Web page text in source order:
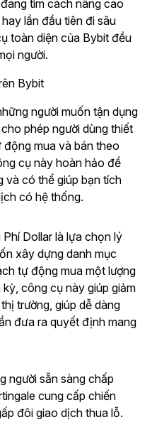
tìm cách nâng cao
lần đầu tiên đi sâu
toàn diện của Bybit đều
người.
Bybit
người muốn tận dụng
phép người dùng thiết
động mua và bán theo
cụ này hoàn hảo để
và có thể giúp bạn tích
có hệ thống.
Phí Dollar là lựa chọn lý
xây dựng danh mục
tự động mua một lượng
công cụ này giúp giảm
trường, giúp dễ dàng
đưa ra quyết định mang
người sẵn sàng chấp
cung cấp chiến
đôi giao dịch thua lỗ.